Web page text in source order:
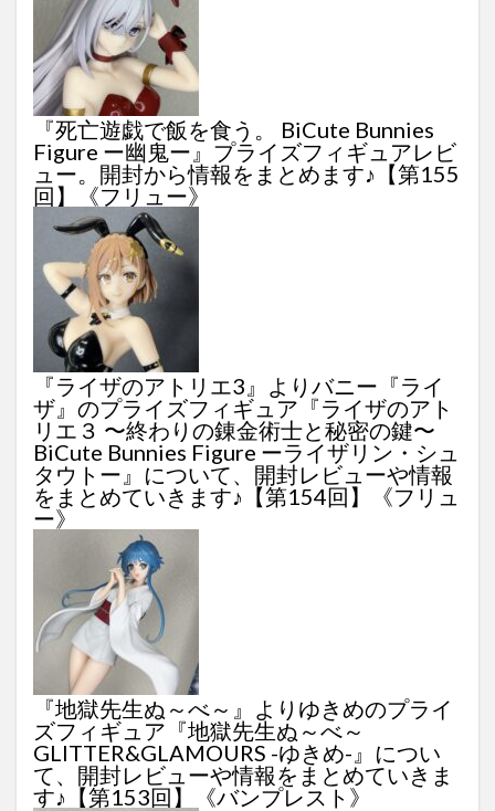
『死亡遊戯で飯を食う。 BiCute Bunnies
Figure ー幽鬼ー』プライズフィギュアレビ
ュー。開封から情報をまとめます♪【第155
回】《フリュー》
『ライザのアトリエ3』よりバニー『ライ
ザ』のプライズフィギュア『ライザのアト
リエ３ 〜終わりの錬金術士と秘密の鍵〜
BiCute Bunnies Figure ーライザリン・シュ
タウトー』について、開封レビューや情報
をまとめていきます♪【第154回】《フリュ
ー》
『地獄先生ぬ～べ～』よりゆきめのプライ
ズフィギュア『地獄先生ぬ～べ～
GLITTER&GLAMOURS -ゆきめ-』につい
て、開封レビューや情報をまとめていきま
す♪【第153回】《バンプレスト》